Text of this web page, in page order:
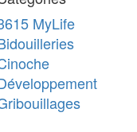
MyLife